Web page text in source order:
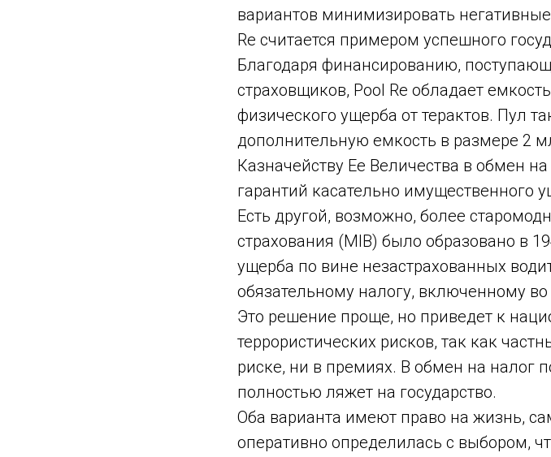
вариантов минимизировать
Re считается примером успешного
Благодаря финансированию,
страховщиков, Pool Re обладает
физического ущерба от терактов. Пул
дополнительную емкость в размере 2
Казначейству Ее Величества в обмен
гарантий касательно имущественного
Есть другой, возможно, более
страхования (MIB) было образовано в
ущерба по вине незастрахованных
обязательному налогу, включенному
Это решение проще, но приведет к
террористических рисков, так как
риске, ни в премиях. В обмен на налог
полностью ляжет на государство.
Оба варианта имеют право на жизнь,
оперативно определилась с выбором,